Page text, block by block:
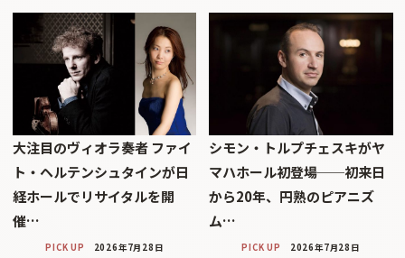
大注目のヴィオラ奏者 ファイ
ト・ヘルテンシュタインが日
経ホールでリサイタルを開
催…
PICK UP 2026年7月28日
シモン・トルプチェスキがヤ
マハホール初登場──初来日
から20年、円熟のピアニズ
ム…
PICK UP 2026年7月28日